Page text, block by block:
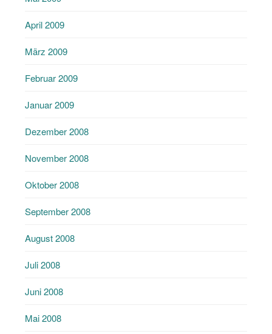
April 2009
März 2009
Februar 2009
Januar 2009
Dezember 2008
November 2008
Oktober 2008
September 2008
August 2008
Juli 2008
Juni 2008
Mai 2008